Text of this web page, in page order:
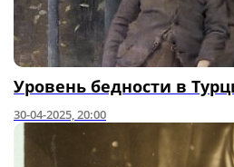
Уровень бедности в
30-04-2025, 20:00